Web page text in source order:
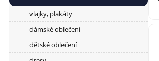
vlajky, plakáty
dámské oblečení
dětské oblečení